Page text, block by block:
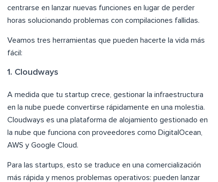
centrarse en lanzar nuevas funciones en lugar de perder
horas solucionando problemas con compilaciones fallidas.
Veamos tres herramientas que pueden hacerte la vida más
fácil:
1. Cloudways
A medida que tu startup crece, gestionar la infraestructura
en la nube puede convertirse rápidamente en una molestia.
Cloudways es una plataforma de alojamiento gestionado en
la nube que funciona con proveedores como DigitalOcean,
AWS y Google Cloud.
Para las startups, esto se traduce en una comercialización
más rápida y menos problemas operativos: pueden lanzar